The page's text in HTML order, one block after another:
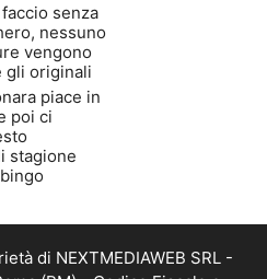
senza
nessuno
vengono
gli originali
piace in
poi ci
stagione
di NEXTMEDIAWEB SRL -